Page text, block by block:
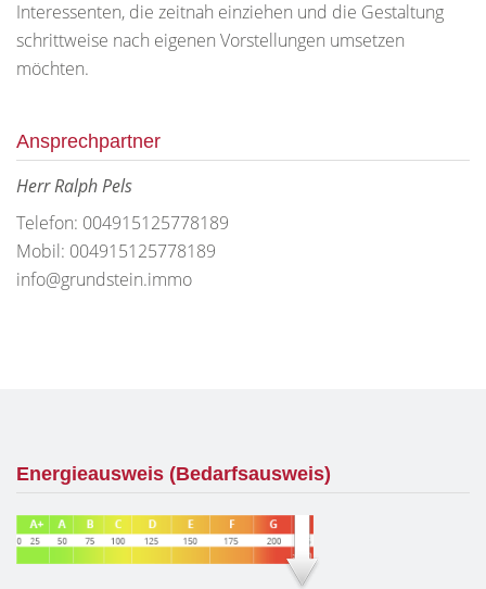
Interessenten, die zeitnah einziehen und die Gestaltung
schrittweise nach eigenen Vorstellungen umsetzen
möchten.
Ansprechpartner
Herr Ralph Pels
Telefon: 004915125778189
Mobil: 004915125778189
info@grundstein.immo
Energieausweis (Bedarfsausweis)